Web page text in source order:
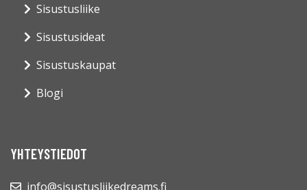
Sisustusliike
Sisustusideat
Sisustuskaupat
Blogi
YHTEYSTIEDOT
info@sisustusliikedreams.fi